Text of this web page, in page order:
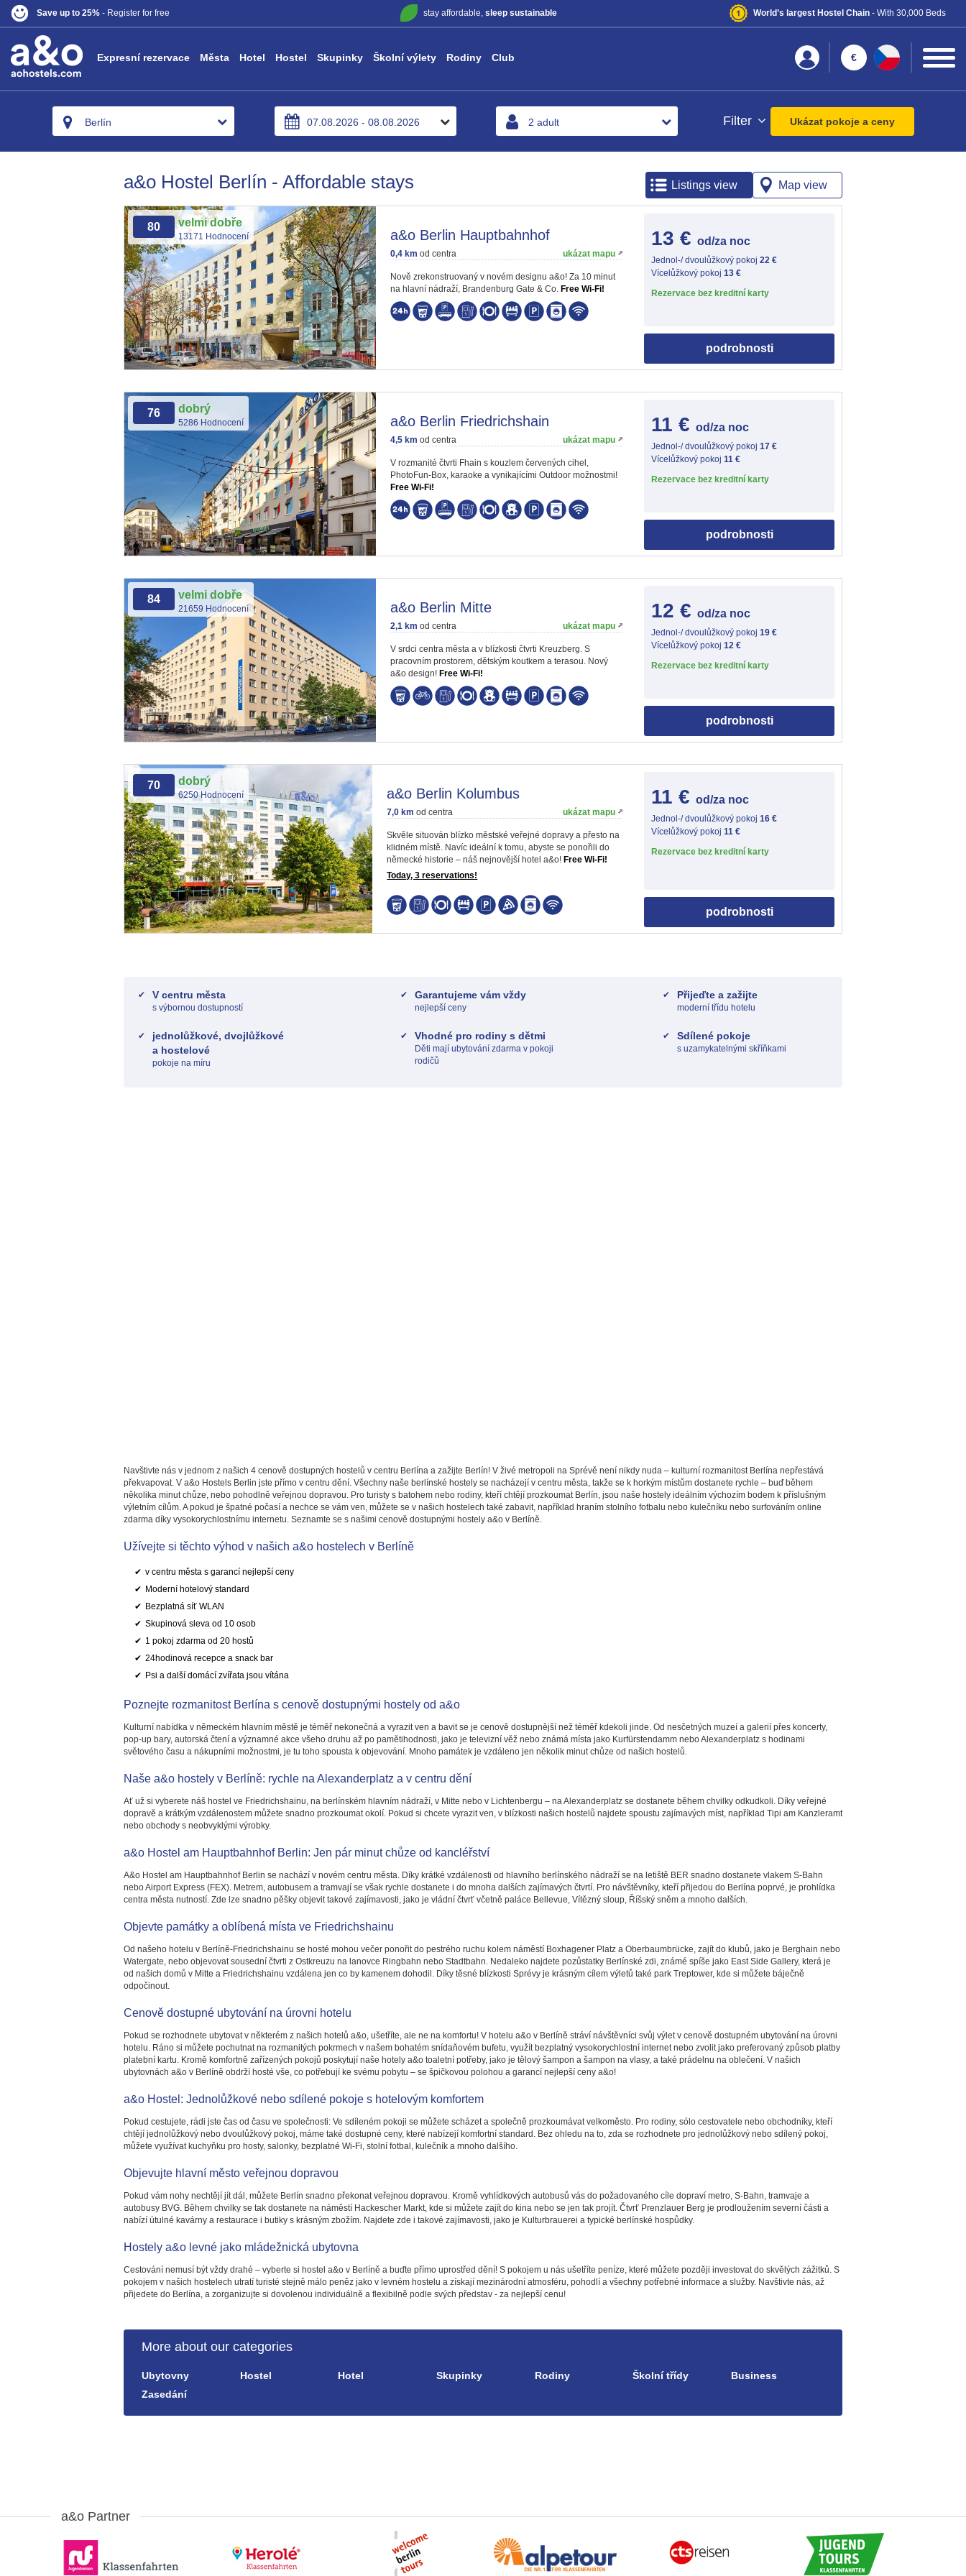
Save up to 25% - Register for free stay affordable, sleep sustainable World’s largest Hostel Chain- With 30,000 Beds
Expresní rezervace Města Hotel Hostel Skupinky Školní výlety Rodiny Club €
Berlín Filter Ukázat pokoje a ceny
a&o Hostel Berlín - Affordable stays Listings view Map view
80 velmi dobře
13171 Hodnocení a&o Berlin Hauptbahnhof
0,4 km od centra ukázat mapu
Nově zrekonstruovaný v novém designu a&o! Za 10 minut
na hlavní nádraží, Brandenburg Gate & Co. Free Wi-Fi!
13 € od/za noc
Jednol-/ dvoulůžkový pokoj 22 €
Vícelůžkový pokoj 13 €
Rezervace bez kreditní karty
podrobnosti
76 dobrý
5286 Hodnocení a&o Berlin Friedrichshain
4,5 km od centra ukázat mapu
V rozmanité čtvrti Fhain s kouzlem červených cihel,
PhotoFun-Box, karaoke a vynikajícími Outdoor možnostmi!
Free Wi-Fi!
11 € od/za noc
Jednol-/ dvoulůžkový pokoj 17 €
Vícelůžkový pokoj 11 €
Rezervace bez kreditní karty
podrobnosti
84 velmi dobře
21659 Hodnocení a&o Berlin Mitte
2,1 km od centra ukázat mapu
V srdci centra města a v blízkosti čtvrti Kreuzberg. S
pracovním prostorem, dětským koutkem a terasou. Nový
a&o design! Free Wi-Fi!
12 € od/za noc
Jednol-/ dvoulůžkový pokoj 19 €
Vícelůžkový pokoj 12 €
Rezervace bez kreditní karty
podrobnosti
70 dobrý
6250 Hodnocení a&o Berlin Kolumbus
7,0 km od centra ukázat mapu
Skvěle situován blízko městské veřejné dopravy a přesto na
klidném místě. Navíc ideální k tomu, abyste se ponořili do
německé historie – náš nejnovější hotel a&o! Free Wi-Fi!
Today, 3 reservations!
11 € od/za noc
Jednol-/ dvoulůžkový pokoj 16 €
Vícelůžkový pokoj 11 €
Rezervace bez kreditní karty
podrobnosti
V centru města
s výbornou dostupností
Garantujeme vám vždy
nejlepší ceny
Přijeďte a zažijte
moderní třídu hotelu
jednolůžkové, dvojlůžkové
a hostelové
pokoje na míru
Vhodné pro rodiny s dětmi
Děti mají ubytování zdarma v pokoji
rodičů
Sdílené pokoje
s uzamykatelnými skříňkami
Navštivte nás v jednom z našich 4 cenově dostupných hostelů v centru Berlína a zažijte Berlín! V živé metropoli na Sprévě není nikdy nuda – kulturní rozmanitost Berlína nepřestává
překvapovat. V a&o Hostels Berlin jste přímo v centru dění. Všechny naše berlínské hostely se nacházejí v centru města, takže se k horkým místům dostanete rychle – buď během
několika minut chůze, nebo pohodlně veřejnou dopravou. Pro turisty s batohem nebo rodiny, kteří chtějí prozkoumat Berlín, jsou naše hostely ideálním výchozím bodem k příslušným
výletním cílům. A pokud je špatné počasí a nechce se vám ven, můžete se v našich hostelech také zabavit, například hraním stolního fotbalu nebo kulečníku nebo surfováním online
zdarma díky vysokorychlostnímu internetu. Seznamte se s našimi cenově dostupnými hostely a&o v Berlíně.
Užívejte si těchto výhod v našich a&o hostelech v Berlíně
v centru města s garancí nejlepší ceny
Moderní hotelový standard
Bezplatná síť WLAN
Skupinová sleva od 10 osob
1 pokoj zdarma od 20 hostů
24hodinová recepce a snack bar
Psi a další domácí zvířata jsou vítána
Poznejte rozmanitost Berlína s cenově dostupnými hostely od a&o
Kulturní nabídka v německém hlavním městě je téměř nekonečná a vyrazit ven a bavit se je cenově dostupnější než téměř kdekoli jinde. Od nesčetných muzeí a galerií přes koncerty,
pop-up bary, autorská čtení a významné akce všeho druhu až po pamětihodnosti, jako je televizní věž nebo známá místa jako Kurfürstendamm nebo Alexanderplatz s hodinami
světového času a nákupními možnostmi, je tu toho spousta k objevování. Mnoho památek je vzdáleno jen několik minut chůze od našich hostelů.
Naše a&o hostely v Berlíně: rychle na Alexanderplatz a v centru dění
Ať už si vyberete náš hostel ve Friedrichshainu, na berlínském hlavním nádraží, v Mitte nebo v Lichtenbergu – na Alexanderplatz se dostanete během chvilky odkudkoli. Díky veřejné
dopravě a krátkým vzdálenostem můžete snadno prozkoumat okolí. Pokud si chcete vyrazit ven, v blízkosti našich hostelů najdete spoustu zajímavých míst, například Tipi am Kanzleramt
nebo obchody s neobvyklými výrobky.
a&o Hostel am Hauptbahnhof Berlin: Jen pár minut chůze od kancléřství
A&o Hostel am Hauptbahnhof Berlin se nachází v novém centru města. Díky krátké vzdálenosti od hlavního berlínského nádraží se na letiště BER snadno dostanete vlakem S-Bahn
nebo Airport Express (FEX). Metrem, autobusem a tramvají se však rychle dostanete i do mnoha dalších zajímavých čtvrtí. Pro návštěvníky, kteří přijedou do Berlína poprvé, je prohlídka
centra města nutností. Zde lze snadno pěšky objevit takové zajímavosti, jako je vládní čtvrť včetně paláce Bellevue, Vítězný sloup, Říšský sněm a mnoho dalších.
Objevte památky a oblíbená místa ve Friedrichshainu
Od našeho hotelu v Berlíně-Friedrichshainu se hosté mohou večer ponořit do pestrého ruchu kolem náměstí Boxhagener Platz a Oberbaumbrücke, zajít do klubů, jako je Berghain nebo
Watergate, nebo objevovat sousední čtvrti z Ostkreuzu na lanovce Ringbahn nebo Stadtbahn. Nedaleko najdete pozůstatky Berlínské zdi, známé spíše jako East Side Gallery, která je
od našich domů v Mitte a Friedrichshainu vzdálena jen co by kamenem dohodil. Díky těsné blízkosti Sprévy je krásným cílem výletů také park Treptower, kde si můžete báječně
odpočinout.
Cenově dostupné ubytování na úrovni hotelu
Pokud se rozhodnete ubytovat v některém z našich hotelů a&o, ušetříte, ale ne na komfortu! V hotelu a&o v Berlíně stráví návštěvníci svůj výlet v cenově dostupném ubytování na úrovni
hotelu. Ráno si můžete pochutnat na rozmanitých pokrmech v našem bohatém snídaňovém bufetu, využít bezplatný vysokorychlostní internet nebo zvolit jako preferovaný způsob platby
platební kartu. Kromě komfortně zařízených pokojů poskytují naše hotely a&o toaletní potřeby, jako je tělový šampon a šampon na vlasy, a také prádelnu na oblečení. V našich
ubytovnách a&o v Berlíně obdrží hosté vše, co potřebují ke svému pobytu – se špičkovou polohou a garancí nejlepší ceny a&o!
a&o Hostel: Jednolůžkové nebo sdílené pokoje s hotelovým komfortem
Pokud cestujete, rádi jste čas od času ve společnosti: Ve sdíleném pokoji se můžete scházet a společně prozkoumávat velkoměsto. Pro rodiny, sólo cestovatele nebo obchodníky, kteří
chtějí jednolůžkový nebo dvoulůžkový pokoj, máme také dostupné ceny, které nabízejí komfortní standard. Bez ohledu na to, zda se rozhodnete pro jednolůžkový nebo sdílený pokoj,
můžete využívat kuchyňku pro hosty, salonky, bezplatné Wi-Fi, stolní fotbal, kulečník a mnoho dalšího.
Objevujte hlavní město veřejnou dopravou
Pokud vám nohy nechtějí jít dál, můžete Berlín snadno překonat veřejnou dopravou. Kromě vyhlídkových autobusů vás do požadovaného cíle dopraví metro, S-Bahn, tramvaje a
autobusy BVG. Během chvilky se tak dostanete na náměstí Hackescher Markt, kde si můžete zajít do kina nebo se jen tak projít. Čtvrť Prenzlauer Berg je prodloužením severní části a
nabízí útulné kavárny a restaurace i butiky s krásným zbožím. Najdete zde i takové zajímavosti, jako je Kulturbrauerei a typické berlínské hospůdky.
Hostely a&o levné jako mládežnická ubytovna
Cestování nemusí být vždy drahé – vyberte si hostel a&o v Berlíně a buďte přímo uprostřed dění! S pokojem u nás ušetříte peníze, které můžete později investovat do skvělých zážitků. S
pokojem v našich hostelech utratí turisté stejně málo peněz jako v levném hostelu a získají mezinárodní atmosféru, pohodlí a všechny potřebné informace a služby. Navštivte nás, až
přijedete do Berlína, a zorganizujte si dovolenou individuálně a flexibilně podle svých představ - za nejlepší cenu!
More about our categories
Ubytovny Hostel Hotel Skupinky Rodiny Školní třídy
Business
Zasedání
a&o Partner